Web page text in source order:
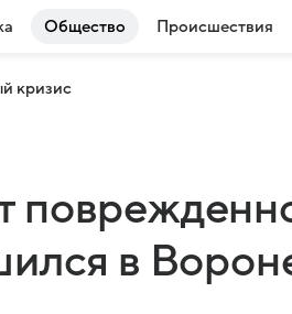
Общество Происшествия
кризис
в